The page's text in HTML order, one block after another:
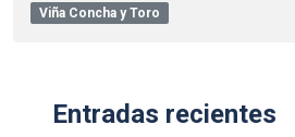
Viña Concha y Toro
Entradas recientes